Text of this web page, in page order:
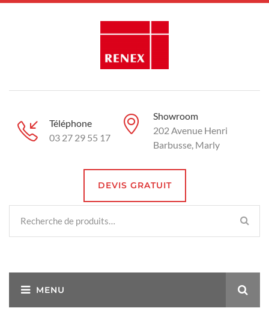
Téléphone
03 27 29 55 17
Showroom
202 Avenue Henri
Barbusse, Marly
DEVIS GRATUIT